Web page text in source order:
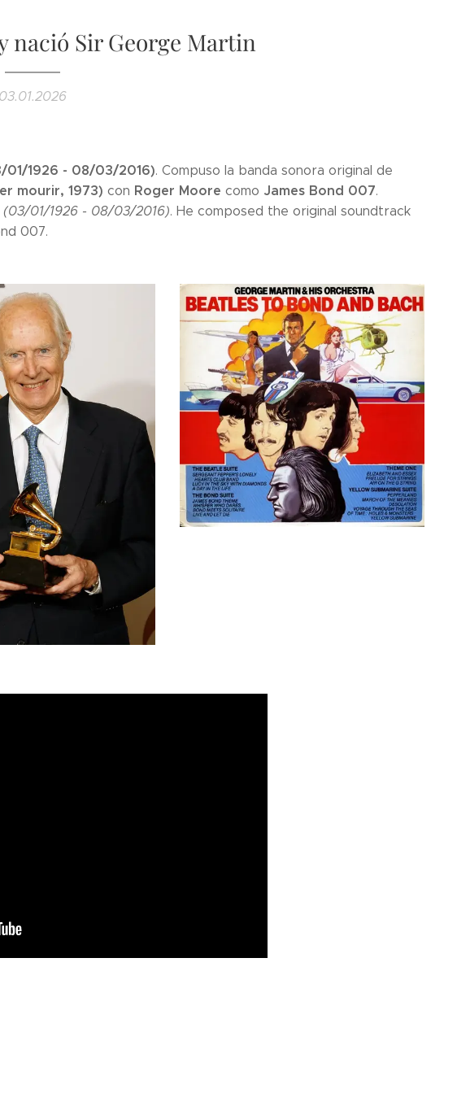
nació Sir George Martin
03.01.2026
01/1926 - 08/03/2016). Compuso la banda sonora original de
mourir, 1973) con Roger Moore como James Bond 007.
01/1926 - 08/03/2016). He composed the original soundtrack
007.